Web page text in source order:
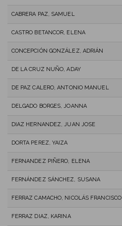
CABRERA PAZ, SAMUEL
CASTRO BETANCOR, ELENA
CONCEPCIÓN GONZÁLEZ, ADRIÁN
DE LA CRUZ NUÑO, ADAY
DE PAZ CALERO, ANTONIO MANUEL
DELGADO BORGES, JOANNA
DIAZ HERNANDEZ, JUAN JOSE
DORTA PEREZ, YAIZA
FERNANDEZ PIÑERO, ELENA
FERNÁNDEZ SÁNCHEZ, SUSANA
FERRAZ CAMACHO, NICOLÁS FRANCISCO
FERRAZ DIAZ, KARINA